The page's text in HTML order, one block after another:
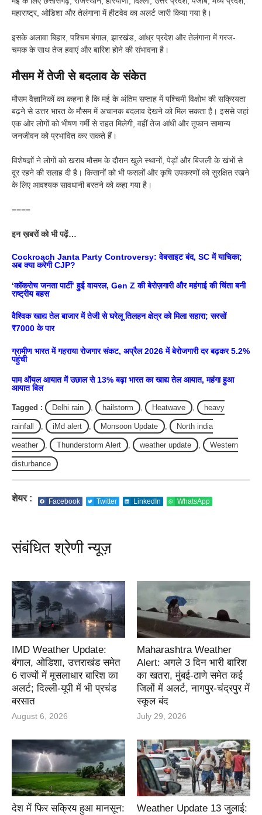
महाराष्ट्र, ओडिशा और तेलंगाना में हीटवेव का अलर्ट जारी किया गया है।
इसके अलावा बिहार, पश्चिम बंगाल, झारखंड, आंध्र प्रदेश और तेलंगाना में गरज-
चमक के साथ तेज हवाएं और बारिश होने की संभावना है।
मौसम में तेजी से बदलाव के संकेत
मौसम वैज्ञानिकों का कहना है कि मई के अंतिम सप्ताह में पश्चिमी विक्षोभ की सक्रियता
बढ़ने से उत्तर भारत के मौसम में अचानक बदलाव देखने को मिल सकता है। इससे जहां
एक ओर लोगों को भीषण गर्मी से राहत मिलेगी, वहीं तेज आंधी और तूफान सामान्य
जनजीवन को प्रभावित कर सकते हैं।
विशेषज्ञों ने लोगों को खराब मौसम के दौरान खुले स्थानों, पेड़ों और बिजली के खंभों से
दूर रहने की सलाह दी है। किसानों को भी फसलों और कृषि उपकरणों को सुरक्षित रखने
के लिए आवश्यक सावधानी बरतने को कहा गया है।
====
इन ख़बरों को भी पढ़ें…
Cockroach Janta Party Controversy: वेबसाइट बंद, SC में याचिका;
अब क्या करेगी CJP?
‘कॉकरोच जनता पार्टी’ हुई वायरल, Gen Z की बेरोज़गारी और महंगाई की चिंता बनी
राष्ट्रीय बहस
वैश्विक खाद्य तेल बाजार में तेजी से घरेलू तिलहन क्षेत्र को मिला सहारा; सरसों
₹7000 के पार
ग्रामीण भारत में गहराया रोजगार संकट, अप्रैल 2026 में बेरोजगारी दर बढ़कर 5.2%
पहुंची
पाम ऑयल आयात में उछाल से 13% बढ़ा भारत का खाद्य तेल आयात, महंगा हुआ
आयात बिल
Tagged : Delhi rain , hailstorm , Heatwave , heavy
rainfall , iMd alert , Monsoon Update , North india
weather , Thunderstorm Alert , weather update , Western
disturbance
शेयर : Facebook Twitter LinkedIn WhatsApp
संबंधित श्रेणी न्यूज़
IMD Weather Update:
बंगाल, ओडिशा, उत्तराखंड समेत
6 राज्यों में मूसलाधार बारिश का
अलर्ट; दिल्ली-यूपी में भी प्रचंड
बरसात
August 6, 2026
Maharashtra Weather
Alert: अगले 3 दिन भारी बारिश
का खतरा, मुंबई-ठाणे समेत कई
जिलों में अलर्ट, नागपुर-चंद्रपुर में
स्कूल बंद
July 29, 2026
देश में फिर सक्रिय हुआ मानसून:
Weather Update 13 जुलाई: